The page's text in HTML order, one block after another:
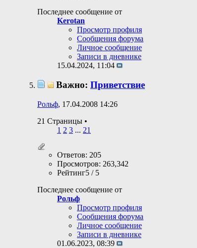
Последнее сообщение от
Kerotan
Просмотр профиля
Сообщения форума
Личное сообщение
Записи в дневнике
15.04.2024, 11:04
Важно: Приветствие
Рольф, 17.04.2008 14:26
21 Страницы •
1 2 3 ... 21
Ответов: 205
Просмотров: 263,342
Рейтинг5 / 5
Последнее сообщение от
Рольф
Просмотр профиля
Сообщения форума
Личное сообщение
Записи в дневнике
01.06.2023, 08:39